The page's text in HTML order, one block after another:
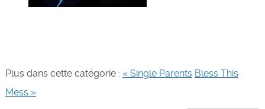
Plus dans cette catégorie : « Single Parents Bless This
Mess »